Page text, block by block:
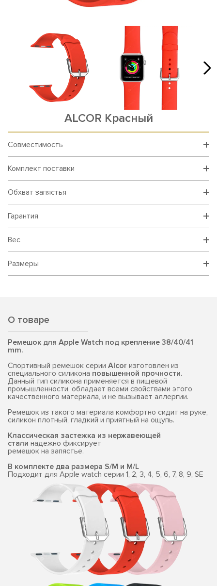
ALCOR Красный
Совместимость
Комплект поставки
Обхват запястья
Гарантия
Вес
Размеры
О товаре
Ремешок для Apple Watch под крепление 38/40/41
mm.
Спортивный ремешок серии Alcor изготовлен из
специального силикона повышенной прочности.
Данный тип силикона применяется в пищевой
промышленности, обладает всеми свойствами этого
качественного материала, и не вызывает аллергии.
Ремешок из такого материала комфортно сидит на руке,
силикон плотный, гладкий и приятный на ощупь.
Классическая застежка из нержавеющей
стали надежно фиксирует
ремешок на запястье.
В комплекте два размера S/M и M/L
Подходит для Apple watch серии 1, 2, 3, 4, 5, 6, 7, 8, 9, SE